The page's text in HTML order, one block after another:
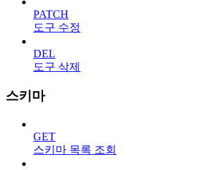
PATCH
도구 수정
DEL
도구 삭제
스키마
GET
스키마 목록 조회